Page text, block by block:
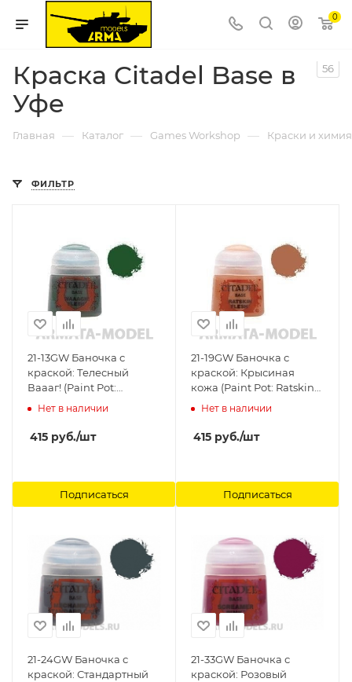
0
Краска Citadel Base в
Уфе
56
Главная — Каталог — Games Workshop — Краски и
ФИЛЬТР
21-13GW Баночка с
краской: Телесный
Ваааг! (Paint Pot:
Waaagh! Flesh) Citadel
Нет в наличии
415 руб./шт
Подписаться
21-19GW Баночка с
краской: Крысиная
кожа (Paint Pot: Ratskin
Flesh) 21-19 Citadel
Нет в наличии
415 руб./шт
Подписаться
21-24GW Баночка с
краской: Стандартный
21-33GW Баночка с
краской: Розовый